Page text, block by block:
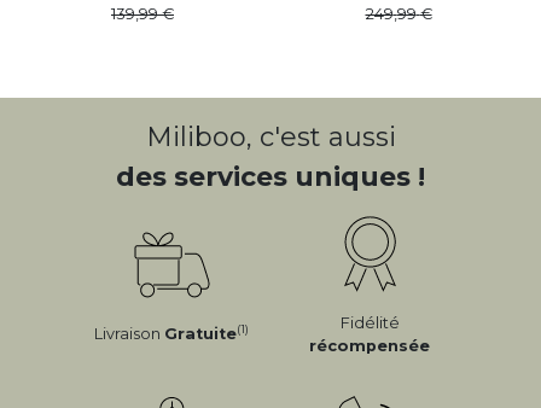
139,99 249,99
Miliboo, c'est aussi
des services uniques !
Livraison Gratuite(1)
Fidélité
récompensée